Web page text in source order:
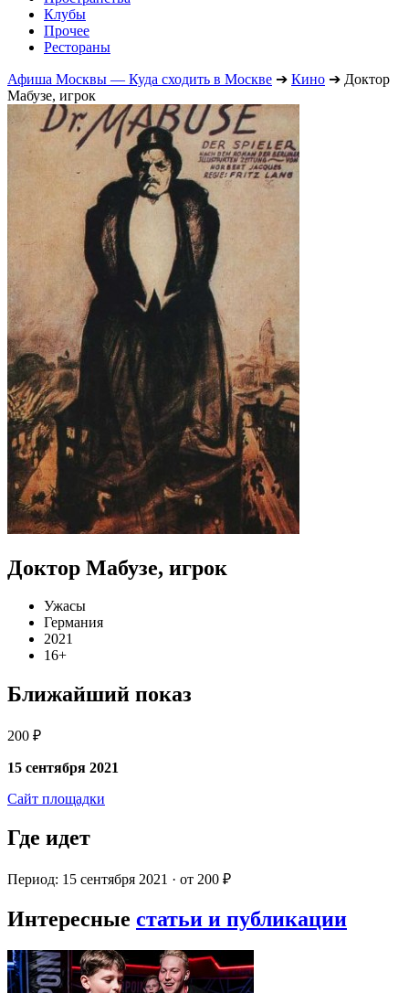
Клубы
Прочее
Рестораны
Афиша Москвы — Куда сходить в Москве ➔ Кино ➔ Доктор
Мабузе, игрок
Доктор Мабузе, игрок
Ужасы
Германия
2021
16+
Ближайший показ
200 ₽
15 сентября 2021
Сайт площадки
Где идет
Период: 15 сентября 2021 · от 200 ₽
Интересные статьи и публикации